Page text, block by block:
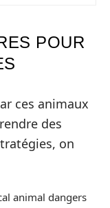
POUR
ces animaux
des
on
animal dangers